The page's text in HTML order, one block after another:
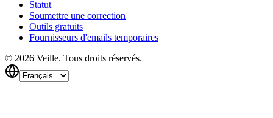
Statut
Soumettre une correction
Outils gratuits
Fournisseurs d'emails temporaires
© 2026 Veille. Tous droits réservés.